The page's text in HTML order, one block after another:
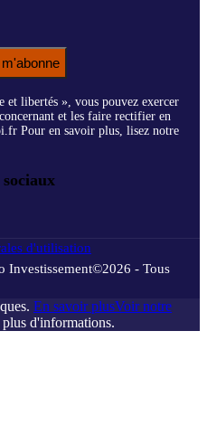
libertés », vous pouvez exercer
et les faire rectifier en
Pour en savoir plus, lisez notre
d'utilisation
Investissement©2026 - Tous
En savoir plusVoir notre
d'informations.